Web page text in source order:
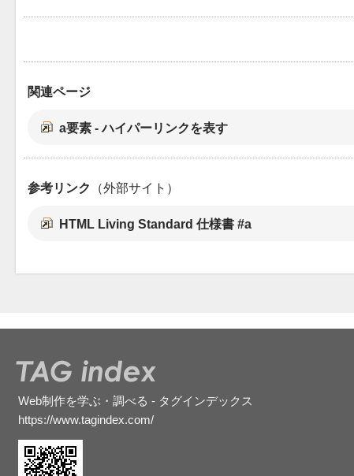
関連ページ
a要素 - ハイパーリンクを表す
参考リンク （外部サイト）
HTML Living Standard 仕様書 #a
Web制作を学ぶ・調べる - タグインデックス
https://www.tagindex.com/